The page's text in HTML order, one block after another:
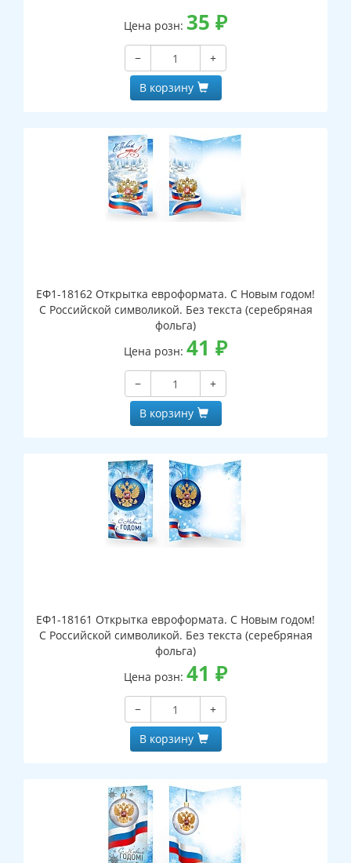
Цена розн: 35 ₽
−
+
В корзину
ЕФ1-18162 Открытка евроформата. С Новым годом!
С Российской символикой. Без текста (серебряная
фольга)
Цена розн: 41 ₽
−
+
В корзину
ЕФ1-18161 Открытка евроформата. С Новым годом!
С Российской символикой. Без текста (серебряная
фольга)
Цена розн: 41 ₽
−
+
В корзину